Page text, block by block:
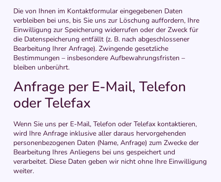
Die von Ihnen im Kontaktformular eingegebenen Daten
verbleiben bei uns, bis Sie uns zur Löschung auffordern, Ihre
Einwilligung zur Speicherung widerrufen oder der Zweck für
die Datenspeicherung entfällt (z. B. nach abgeschlossener
Bearbeitung Ihrer Anfrage). Zwingende gesetzliche
Bestimmungen – insbesondere Aufbewahrungsfristen –
bleiben unberührt.
Anfrage per E-Mail, Telefon
oder Telefax
Wenn Sie uns per E-Mail, Telefon oder Telefax kontaktieren,
wird Ihre Anfrage inklusive aller daraus hervorgehenden
personenbezogenen Daten (Name, Anfrage) zum Zwecke der
Bearbeitung Ihres Anliegens bei uns gespeichert und
verarbeitet. Diese Daten geben wir nicht ohne Ihre Einwilligung
weiter.